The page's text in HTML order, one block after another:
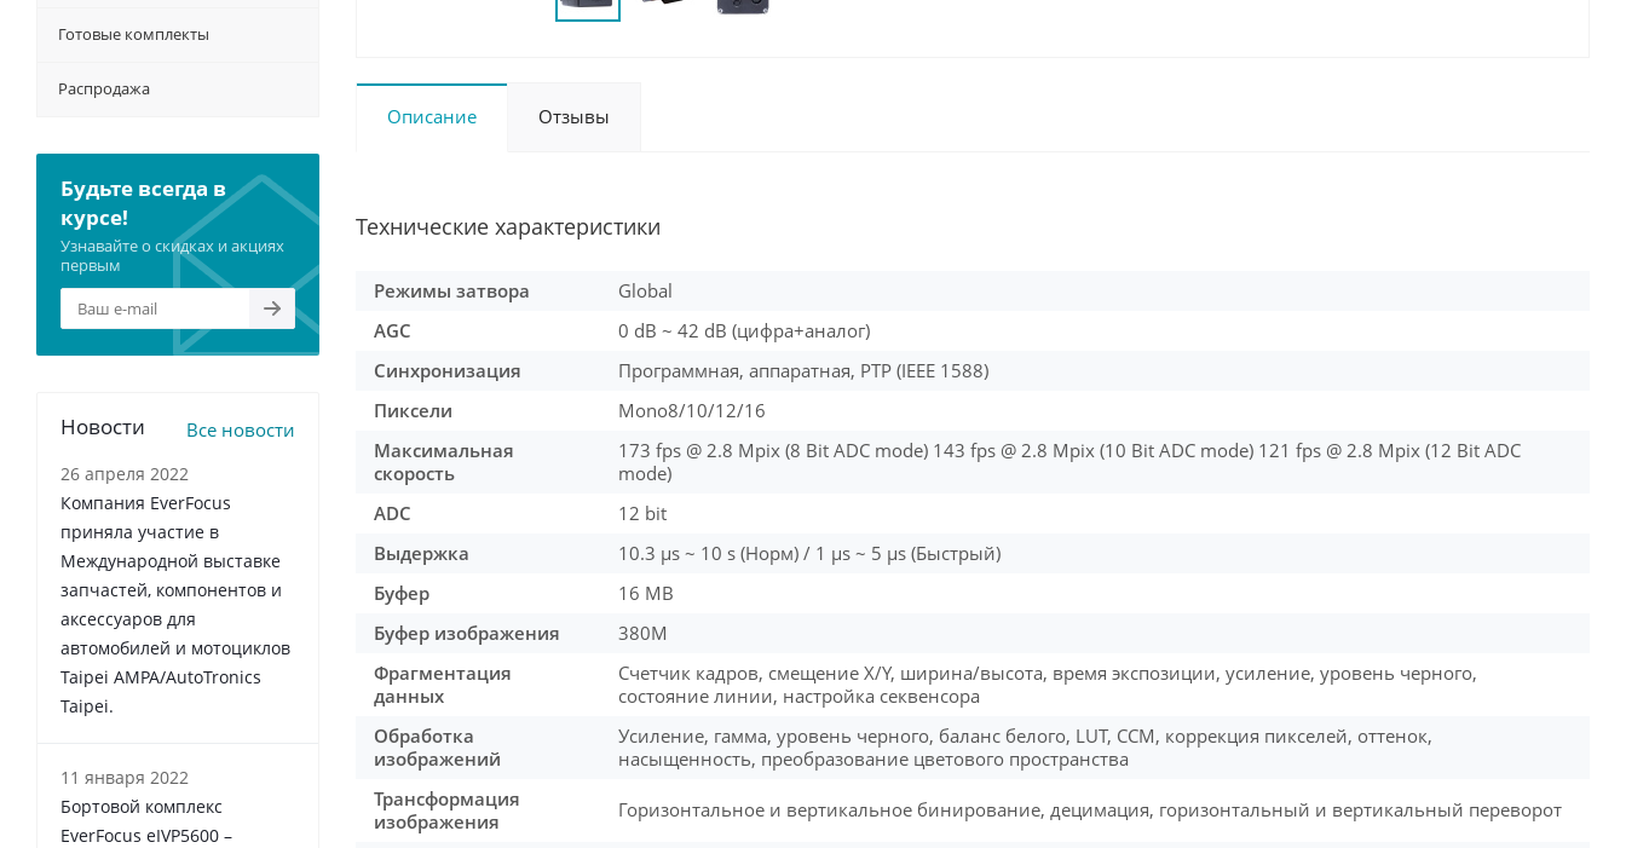
Описание Отзывы
Технические характеристики
Режимы затвора
Global
AGC
0 dB ~ 42 dB (цифра+аналог)
Синхронизация
Программная, аппаратная, PTP (IEEE 1588)
Пиксели
Mono8/10/12/16
Максимальная
скорость
173 fps @ 2.8 Mpix (8 Bit ADC mode) 143 fps @ 2.8 Mpix (10 Bit ADC mode) 121 fps @ 2.8 Mpix (12 Bit ADC
mode)
ADC
12 bit
Выдержка
10.3 μs ~ 10 s (Норм) / 1 μs ~ 5 μs (Быстрый)
Буфер
16 MB
Буфер изображения
380M
Фрагментация
данных
Счетчик кадров, смещение X/Y, ширина/высота, время экспозиции, усиление, уровень черного,
состояние линии, настройка секвенсора
Обработка
изображений
Усиление, гамма, уровень черного, баланс белого, LUT, CCM, коррекция пикселей, оттенок,
насыщенность, преобразование цветового пространства
Трансформация
изображения
Горизонтальное и вертикальное бинирование, децимация, горизонтальный и вертикальный переворот
Готовые комплекты
Распродажа
Будьте всегда в
курсе!
Узнавайте о скидках и акциях
первым
Новости Все новости
26 апреля 2022
Компания EverFocus
приняла участие в
Международной выставке
запчастей, компонентов и
аксессуаров для
автомобилей и мотоциклов
Taipei AMPA/AutoTronics
Taipei.
11 января 2022
Бортовой комплекс
EverFocus eIVP5600 –